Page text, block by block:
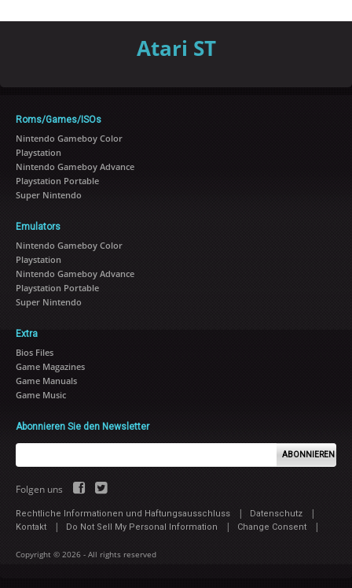
Atari ST
Roms/Games/ISOs
Nintendo Gameboy Color
Playstation
Nintendo Gameboy Advance
Playstation Portable
Super Nintendo
Emulators
Nintendo Gameboy Color
Playstation
Nintendo Gameboy Advance
Playstation Portable
Super Nintendo
Extra
Bios Files
Game Magazines
Game Manuals
Game Music
Abonnieren Sie den Newsletter
ABONNIEREN
Folgen uns
Rechtliche Informationen und Haftungsausschluss | Datenschutz |
Kontakt | Do Not Sell My Personal Information | Change Consent |
Copyright © 2026 - All rights reserved